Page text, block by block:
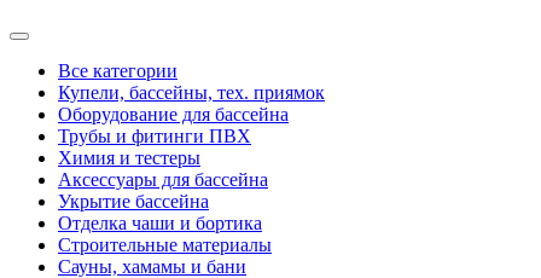
Все категории
Купели, бассейны, тех. приямок
Оборудование для бассейна
Трубы и фитинги ПВХ
Химия и тестеры
Аксессуары для бассейна
Укрытие бассейна
Отделка чаши и бортика
Строительные материалы
Сауны, хамамы и бани